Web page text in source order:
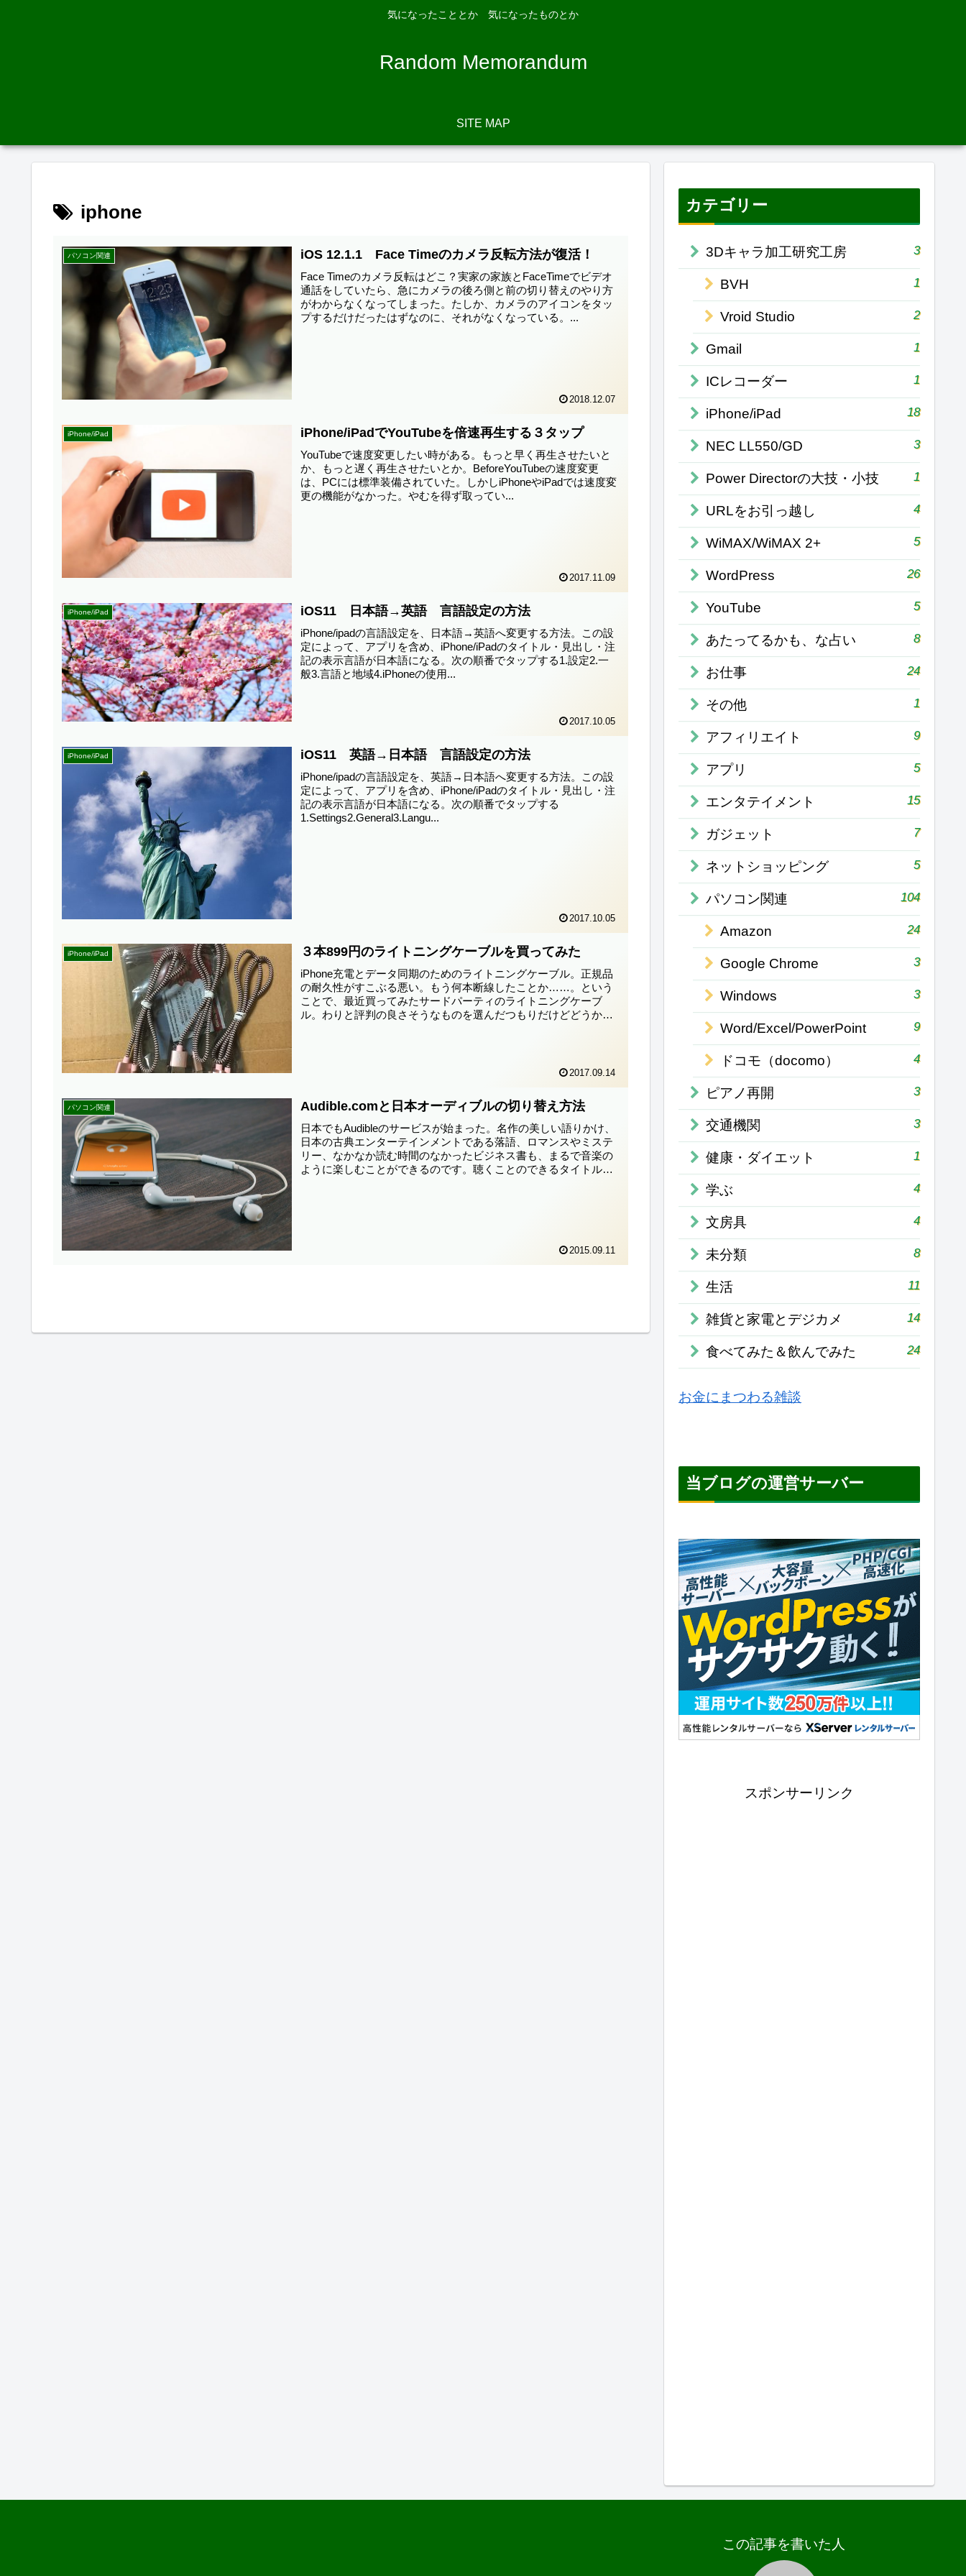
気になったこととか 気になったものとか
Random Memorandum
SITE MAP
iphone
パソコン関連 iOS 12.1.1 Face Timeのカメラ反転方法が復活！
Face Timeのカメラ反転はどこ？実家の家族とFaceTimeでビデオ
通話をしていたら、急にカメラの後ろ側と前の切り替えのやり方
がわからなくなってしまった。たしか、カメラのアイコンをタッ
プするだけだったはずなのに、それがなくなっている。...
2018.12.07
iPhone/iPad iPhone/iPadでYouTubeを倍速再生する３タップ
YouTubeで速度変更したい時がある。もっと早く再生させたいと
か、もっと遅く再生させたいとか。BeforeYouTubeの速度変更
は、PCには標準装備されていた。しかしiPhoneやiPadでは速度変
更の機能がなかった。やむを得ず取ってい...
2017.11.09
iPhone/iPad iOS11 日本語→英語 言語設定の方法
iPhone/ipadの言語設定を、日本語→英語へ変更する方法。この設
定によって、アプリを含め、iPhone/iPadのタイトル・見出し・注
記の表示言語が日本語になる。次の順番でタップする1.設定2.一
般3.言語と地域4.iPhoneの使用...
2017.10.05
iPhone/iPad iOS11 英語→日本語 言語設定の方法
iPhone/ipadの言語設定を、英語→日本語へ変更する方法。この設
定によって、アプリを含め、iPhone/iPadのタイトル・見出し・注
記の表示言語が日本語になる。次の順番でタップする
1.Settings2.General3.Langu...
2017.10.05
iPhone/iPad ３本899円のライトニングケーブルを買ってみた
iPhone充電とデータ同期のためのライトニングケーブル。正規品
の耐久性がすこぶる悪い。もう何本断線したことか……。という
ことで、最近買ってみたサードパーティのライトニングケーブ
ル。わりと評判の良さそうなものを選んだつもりだけどどうか
2017.09.14
パソコン関連 Audible.comと日本オーディブルの切り替え方法
日本でもAudibleのサービスが始まった。名作の美しい語りかけ、
日本の古典エンターテインメントである落語、ロマンスやミステ
リー、なかなか読む時間のなかったビジネス書も、まるで音楽の
ように楽しむことができるのです。聴くことのできるタイトル
2015.09.11
カテゴリー
3Dキャラ加工研究工房 3
BVH 1
Vroid Studio 2
Gmail 1
ICレコーダー 1
iPhone/iPad 18
NEC LL550/GD 3
Power Directorの大技・小技 1
URLをお引っ越し 4
WiMAX/WiMAX 2+ 5
WordPress 26
YouTube 5
あたってるかも、な占い 8
お仕事 24
その他 1
アフィリエイト 9
アプリ 5
エンタテイメント 15
ガジェット 7
ネットショッピング 5
パソコン関連 104
Amazon 24
Google Chrome 3
Windows 3
Word/Excel/PowerPoint 9
ドコモ（docomo） 4
ピアノ再開 3
交通機関 3
健康・ダイエット 1
学ぶ 4
文房具 4
未分類 8
生活 11
雑貨と家電とデジカメ 14
食べてみた＆飲んでみた 24
お金にまつわる雑談
当ブログの運営サーバー
スポンサーリンク
この記事を書いた人